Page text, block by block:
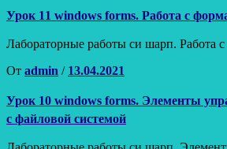
Урок 11 windows forms. Работа с
Лабораторные работы си шарп. Работа
От admin / Опубликовано
13.04.2021
Урок 10 windows forms. Элементы
с файловой системой